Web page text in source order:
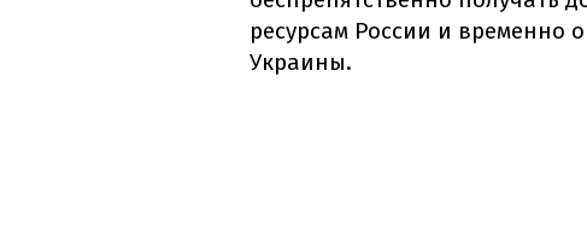
ресурсам России и временно
Украины.